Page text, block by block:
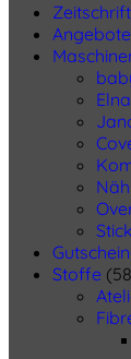
Angebote
Elna
Stoffe